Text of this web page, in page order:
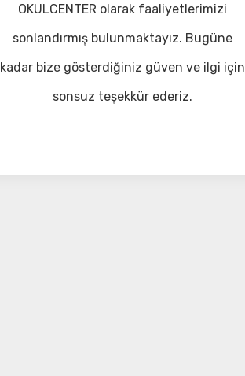
OKULCENTER olarak faaliyetlerimizi
sonlandırmış bulunmaktayız. Bugüne
kadar bize gösterdiğiniz güven ve ilgi için
sonsuz teşekkür ederiz.